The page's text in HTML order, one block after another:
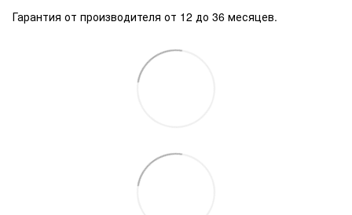
Гарантия от производителя от 12 до 36 месяцев.